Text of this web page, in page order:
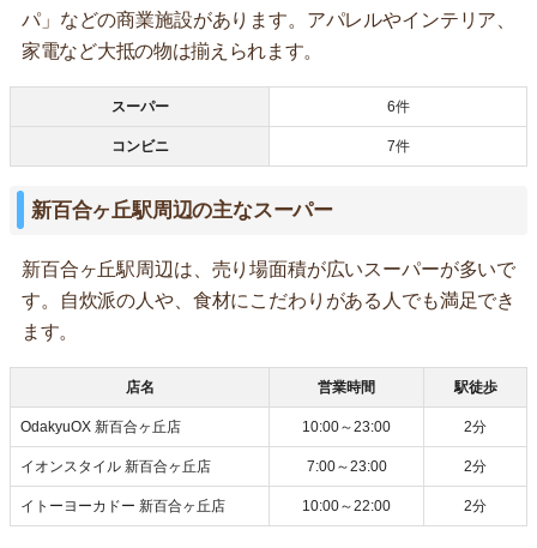
パ」などの商業施設があります。アパレルやインテリア、
家電など大抵の物は揃えられます。
スーパー 6件
コンビニ 7件
新百合ヶ丘駅周辺の主なスーパー
新百合ヶ丘駅周辺は、売り場面積が広いスーパーが多いで
す。自炊派の人や、食材にこだわりがある人でも満足でき
ます。
店名 営業時間 駅徒歩
OdakyuOX 新百合ヶ丘店 10:00～23:00 2分
イオンスタイル 新百合ヶ丘店 7:00～23:00 2分
イトーヨーカドー 新百合ヶ丘店 10:00～22:00 2分